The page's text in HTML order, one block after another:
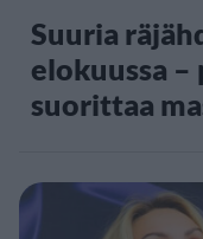
Suuria
elokuussa
suorittaa